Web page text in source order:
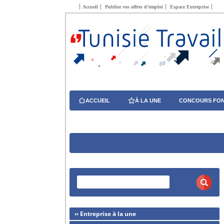
Accueil Publiez vos offres d’emploi Espace Entreprise
ACCUEIL À LA UNE CONCOURS
›› Entreprise à la une